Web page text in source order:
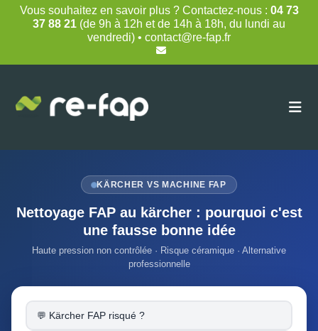
Vous souhaitez en savoir plus ? Contactez-nous : 04 73
37 88 21 (de 9h à 12h et de 14h à 18h, du lundi au
vendredi) • contact@re-fap.fr
KÄRCHER VS MACHINE FAP
Nettoyage FAP au kärcher : pourquoi c'est
une fausse bonne idée
Haute pression non contrôlée · Risque céramique · Alternative
professionnelle
Kärcher FAP risqué ?